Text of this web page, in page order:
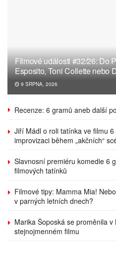
Filmové události #32/26: Do
Esposito, Toni Collette nebo
9 SRPNA, 2026
Recenze: 6 gramů aneb další
Jiří Mádl o roli tatínka ve filmu
improvizaci během „akčních“
Slavnosní premiéru komedie 6
filmových tatínků
Filmové tipy: Mamma Mia!
v parných letních dnech?
Marika Šoposká se proměnila
stejnojmenném filmu